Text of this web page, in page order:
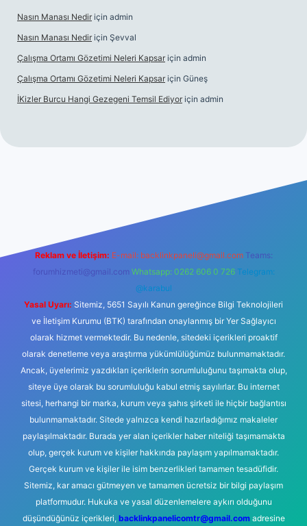
Nasın Manası Nedir için admin
Nasın Manası Nedir için Şevval
Çalışma Ortamı Gözetimi Neleri Kapsar için admin
Çalışma Ortamı Gözetimi Neleri Kapsar için Güneş
İKizler Burcu Hangi Gezegeni Temsil Ediyor için admin
Reklam ve İletişim: E-mail: backlinkpaneli@gmail.com Teams:
forumhizmeti@gmail.com Whatsapp: 0262 606 0 726 Telegram:
@karabul
Yasal Uyarı: Sitemiz, 5651 Sayılı Kanun gereğince Bilgi Teknolojileri
ve İletişim Kurumu (BTK) tarafından onaylanmış bir Yer Sağlayıcı
olarak hizmet vermektedir. Bu nedenle, sitedeki içerikleri proaktif
olarak denetleme veya araştırma yükümlülüğümüz bulunmamaktadır.
Ancak, üyelerimiz yazdıkları içeriklerin sorumluluğunu taşımakta olup,
siteye üye olarak bu sorumluluğu kabul etmiş sayılırlar. Bu internet
sitesi, herhangi bir marka, kurum veya şahıs şirketi ile hiçbir bağlantısı
bulunmamaktadır. Sitede yalnızca kendi hazırladığımız makaleler
paylaşılmaktadır. Burada yer alan içerikler haber niteliği taşımamakta
olup, gerçek kurum ve kişiler hakkında paylaşım yapılmamaktadır.
Gerçek kurum ve kişiler ile isim benzerlikleri tamamen tesadüfidir.
Sitemiz, kar amacı gütmeyen ve tamamen ücretsiz bir bilgi paylaşım
platformudur. Hukuka ve yasal düzenlemelere aykırı olduğunu
düşündüğünüz içerikleri, backlinkpanelicomtr@gmail.comadresine